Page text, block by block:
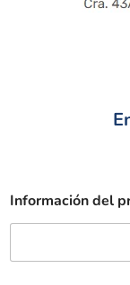
Información del